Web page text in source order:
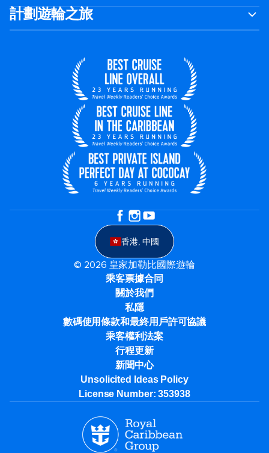
計劃遊輪之旅
香港, 中國
© 2026 皇家加勒比國際遊輪
乘客票據合同
關於我們
私隱
數碼使用條款和最終用戶許可協議
乘客權利法案
行程更新
新聞中心
Unsolicited Ideas Policy
License Number: 353938